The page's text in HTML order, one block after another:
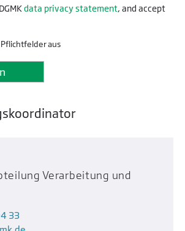
data privacy statement, and accept
aus
Verarbeitung und
33